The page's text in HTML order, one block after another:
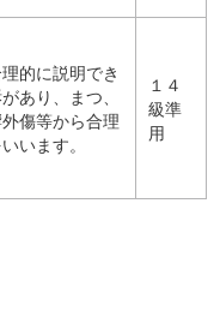
的に説明でき
あり、まつ、
傷等から合理
います。
１４
級準
用